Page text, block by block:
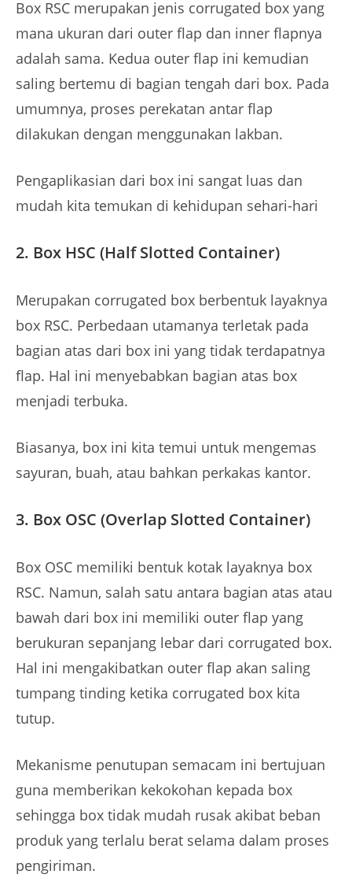
Box RSC merupakan jenis corrugated box yang
mana ukuran dari outer flap dan inner flapnya
adalah sama. Kedua outer flap ini kemudian
saling bertemu di bagian tengah dari box. Pada
umumnya, proses perekatan antar flap
dilakukan dengan menggunakan lakban.
Pengaplikasian dari box ini sangat luas dan
mudah kita temukan di kehidupan sehari-hari
2. Box HSC (Half Slotted Container)
Merupakan corrugated box berbentuk layaknya
box RSC. Perbedaan utamanya terletak pada
bagian atas dari box ini yang tidak terdapatnya
flap. Hal ini menyebabkan bagian atas box
menjadi terbuka.
Biasanya, box ini kita temui untuk mengemas
sayuran, buah, atau bahkan perkakas kantor.
3. Box OSC (Overlap Slotted Container)
Box OSC memiliki bentuk kotak layaknya box
RSC. Namun, salah satu antara bagian atas atau
bawah dari box ini memiliki outer flap yang
berukuran sepanjang lebar dari corrugated box.
Hal ini mengakibatkan outer flap akan saling
tumpang tinding ketika corrugated box kita
tutup.
Mekanisme penutupan semacam ini bertujuan
guna memberikan kekokohan kepada box
sehingga box tidak mudah rusak akibat beban
produk yang terlalu berat selama dalam proses
pengiriman.